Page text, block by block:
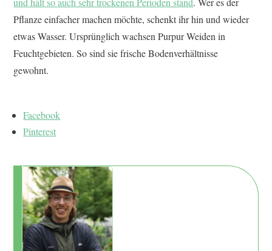
Pflanze einfacher machen möchte, schenkt ihr hin und wieder
etwas Wasser. Ursprünglich wachsen Purpur Weiden in
Feuchtgebieten. So sind sie frische Bodenverhältnisse
gewohnt.
Facebook
Pinterest